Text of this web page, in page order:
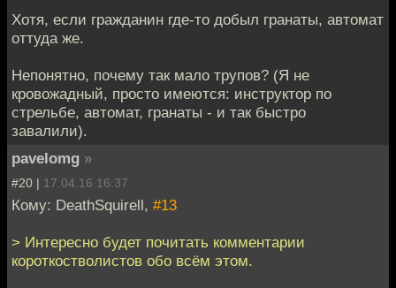
Хотя, если гражданин где-то добыл гранаты, автомат
оттуда же.
Непонятно, почему так мало трупов? (Я не
кровожадный, просто имеются: инструктор по
стрельбе, автомат, гранаты - и так быстро
завалили).
pavelomg »
#20 | 17.04.16 16:37
Кому: DeathSquirell, #13
> Интересно будет почитать комментарии
короткостволистов обо всём этом.